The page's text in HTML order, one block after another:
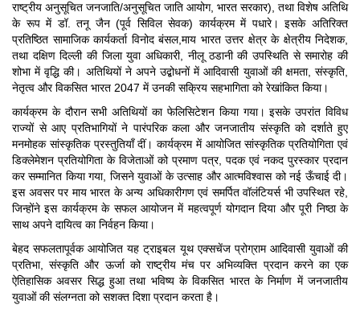
राष्ट्रीय अनुसूचित जनजाति/अनुसूचित जाति आयोग, भारत सरकार), तथा विशेष अतिथि
के रूप में डॉ. तनू जैन (पूर्व सिविल सेवक) कार्यक्रम में पधारे। इसके अतिरिक्त
प्रतिष्ठित सामाजिक कार्यकर्ता विनोद बंसल,माय भारत उत्तर क्षेत्र के क्षेत्रीय निदेशक,
तथा दक्षिण दिल्ली की जिला युवा अधिकारी, नीलू ठडानी की उपस्थिति से समारोह की
शोभा में वृद्धि की। अतिथियों ने अपने उद्बोधनों में आदिवासी युवाओं की क्षमता, संस्कृति,
नेतृत्व और विकसित भारत 2047 में उनकी सक्रिय सहभागिता को रेखांकित किया।
कार्यक्रम के दौरान सभी अतिथियों का फेलिसिटेशन किया गया। इसके उपरांत विविध
राज्यों से आए प्रतिभागियों ने पारंपरिक कला और जनजातीय संस्कृति को दर्शाते हुए
मनमोहक सांस्कृतिक प्रस्तुतियाँ दीं। कार्यक्रम में आयोजित सांस्कृतिक प्रतियोगिता एवं
डिक्लेमेशन प्रतियोगिता के विजेताओं को प्रमाण पत्र, पदक एवं नकद पुरस्कार प्रदान
कर सम्मानित किया गया, जिसने युवाओं के उत्साह और आत्मविश्वास को नई ऊँचाई दी।
इस अवसर पर माय भारत के अन्य अधिकारीगण एवं समर्पित वॉलंटियर्स भी उपस्थित रहे,
जिन्होंने इस कार्यक्रम के सफल आयोजन में महत्वपूर्ण योगदान दिया और पूरी निष्ठा के
साथ अपने दायित्व का निर्वहन किया।
बेहद सफलतापूर्वक आयोजित यह ट्राइबल यूथ एक्सचेंज प्रोग्राम आदिवासी युवाओं की
प्रतिभा, संस्कृति और ऊर्जा को राष्ट्रीय मंच पर अभिव्यक्ति प्रदान करने का एक
ऐतिहासिक अवसर सिद्ध हुआ तथा भविष्य के विकसित भारत के निर्माण में जनजातीय
युवाओं की संलग्नता को सशक्त दिशा प्रदान करता है।